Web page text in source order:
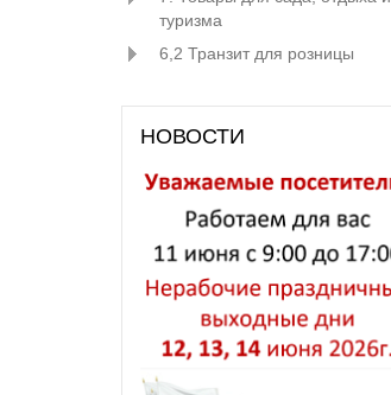
туризма
6,2 Транзит для розницы
НОВОСТИ